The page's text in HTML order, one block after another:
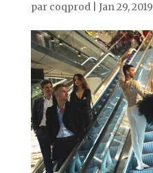
par coqprod| Jan 29, 2019